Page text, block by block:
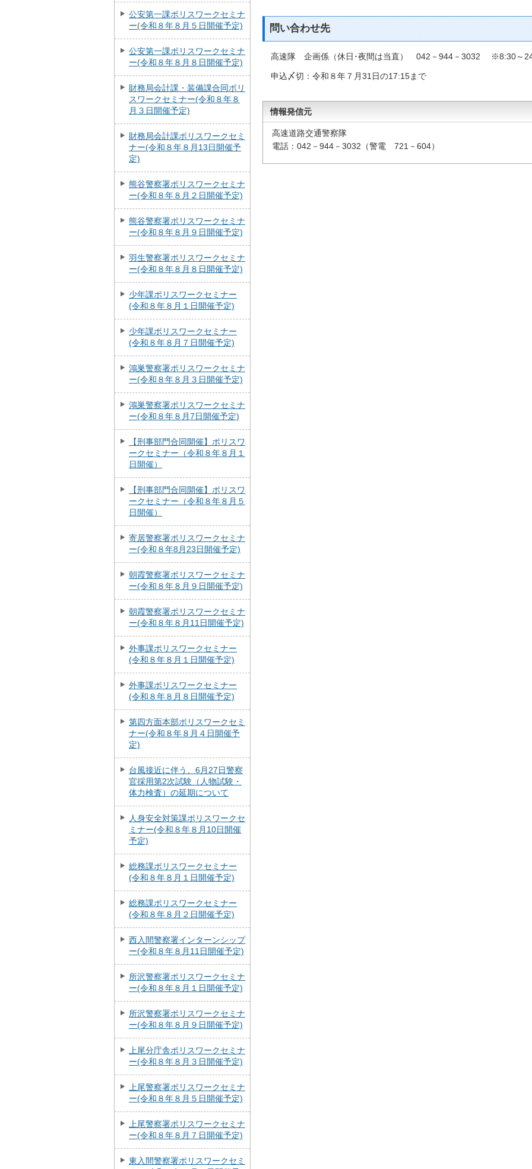
公安第一課ポリスワークセミナ
ー(令和８年８月５日開催予定)
公安第一課ポリスワークセミナ
ー(令和８年８月８日開催予定)
財務局会計課・装備課合同ポリ
スワークセミナー(令和８年８
月３日開催予定)
財務局会計課ポリスワークセミ
ナー(令和８年８月13日開催予
定)
熊谷警察署ポリスワークセミナ
ー(令和８年８月２日開催予定)
熊谷警察署ポリスワークセミナ
ー(令和８年８月９日開催予定)
羽生警察署ポリスワークセミナ
ー(令和８年８月８日開催予定)
少年課ポリスワークセミナー
(令和８年８月１日開催予定)
少年課ポリスワークセミナー
(令和８年８月７日開催予定)
鴻巣警察署ポリスワークセミナ
ー(令和８年８月３日開催予定)
鴻巣警察署ポリスワークセミナ
ー(令和８年８月7日開催予定)
【刑事部門合同開催】ポリスワ
ークセミナー（令和８年８月１
日開催）
【刑事部門合同開催】ポリスワ
ークセミナー（令和８年８月５
日開催）
寄居警察署ポリスワークセミナ
ー(令和８年8月23日開催予定)
朝霞警察署ポリスワークセミナ
ー(令和８年８月９日開催予定)
朝霞警察署ポリスワークセミナ
ー(令和８年８月11日開催予定)
外事課ポリスワークセミナー
(令和８年８月１日開催予定)
外事課ポリスワークセミナー
(令和８年８月８日開催予定)
第四方面本部ポリスワークセミ
ナー(令和８年８月４日開催予
定)
台風接近に伴う、6月27日警察
官採用第2次試験（人物試験・
体力検査）の延期について
人身安全対策課ポリスワークセ
ミナー(令和８年８月10日開催
予定)
総務課ポリスワークセミナー
(令和８年８月１日開催予定)
総務課ポリスワークセミナー
(令和８年８月２日開催予定)
西入間警察署インターンシップ
ー(令和８年８月11日開催予定)
所沢警察署ポリスワークセミナ
ー(令和８年８月１日開催予定)
所沢警察署ポリスワークセミナ
ー(令和８年８月９日開催予定)
上尾分庁舎ポリスワークセミナ
ー(令和８年８月３日開催予定)
上尾警察署ポリスワークセミナ
ー(令和８年８月５日開催予定)
上尾警察署ポリスワークセミナ
ー(令和８年８月７日開催予定)
東入間警察署ポリスワークセミ
問い合わせ先
高速隊 企画係（休日･夜間は当直） 042－944－3032 ※8:30～
申込〆切：令和８年７月31日の17:15まで
情報発信元
高速道路交通警察隊
電話：042－944－3032（警電 721－604）